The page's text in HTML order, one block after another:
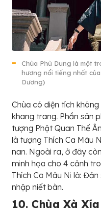
Chùa Phù Dung là một
hương nổi tiếng nhất
Dương)
Chùa có diện tích
khang trang. Phần sân
tượng Phật Quan Thế
là tượng Thích Ca Mâu
nan. Ngoài ra, ở đây
minh họa cho 4 cảnh
Thích Ca Mâu Ni là:
nhập niết bàn.
10. Chùa Xà Xía